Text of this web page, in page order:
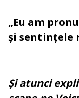
„Eu am
și sentințele
Și atunci